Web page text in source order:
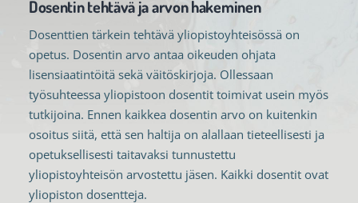
Dosentin tehtävä ja arvon hakeminen
Dosenttien tärkein tehtävä yliopistoyhteisössä on
opetus. Dosentin arvo antaa oikeuden ohjata
lisensiaatintöitä sekä väitöskirjoja. Ollessaan
työsuhteessa yliopistoon dosentit toimivat usein myös
tutkijoina. Ennen kaikkea dosentin arvo on kuitenkin
osoitus siitä, että sen haltija on alallaan tieteellisesti ja
opetuksellisesti taitavaksi tunnustettu
yliopistoyhteisön arvostettu jäsen. Kaikki dosentit ovat
yliopiston dosentteja.